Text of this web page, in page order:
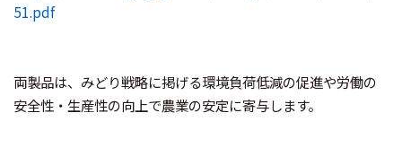
51.pdf
両製品は、みどり戦略に掲げる環境負荷低減の促進や労働の
安全性・生産性の向上で農業の安定に寄与します。